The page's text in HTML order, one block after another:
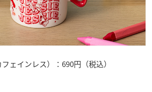
ェインレス）：690円（税込）